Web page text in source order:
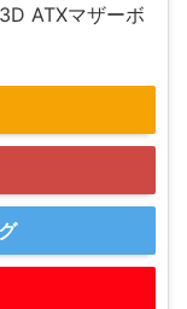
ATXマザーボ